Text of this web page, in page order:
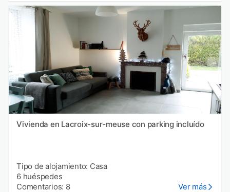
Vivienda en Lacroix-sur-meuse con parking incluído
Tipo de alojamiento: Casa
6 huéspedes
Comentarios: 8
Ver más